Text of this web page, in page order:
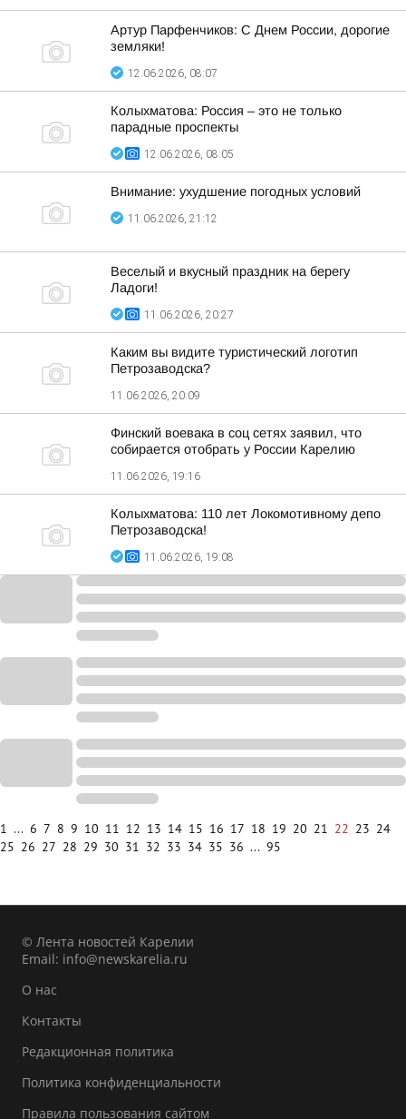
Артур Парфенчиков: С Днем России, дорогие
земляки!
12.06.2026, 08:07
Колыхматова: Россия – это не только
парадные проспекты
12.06.2026, 08:05
Внимание: ухудшение погодных условий
11.06.2026, 21:12
Веселый и вкусный праздник на берегу
Ладоги!
11.06.2026, 20:27
Каким вы видите туристический логотип
Петрозаводска?
11.06.2026, 20:09
Финский воевака в соц сетях заявил, что
собирается отобрать у России Карелию
11.06.2026, 19:16
Колыхматова: 110 лет Локомотивному депо
Петрозаводска!
11.06.2026, 19:08
1 ... 6 7 8 9 10 11 12 13 14 15 16 17 18 19 20 21 22 23 24
25 26 27 28 29 30 31 32 33 34 35 36 ... 95
© Лента новостей Карелии
Email: info@newskarelia.ru
О нас
Контакты
Редакционная политика
Политика конфиденциальности
Правила пользования сайтом